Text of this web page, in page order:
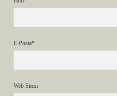
E-Posta*
Web Sitesi